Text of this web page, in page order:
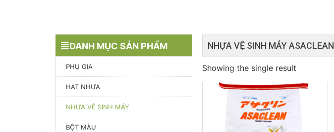
DANH MỤC SẢN PHẨM
PHỤ GIA
HẠT NHỰA
NHỰA VỆ SINH MÁY
BỘT MÀU
NHỰA VỆ SINH MÁY ASACLEAN
Showing the single result